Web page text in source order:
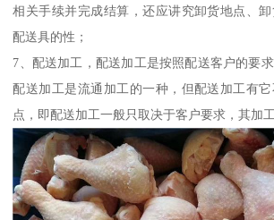
相关手续并完成结算，还应讲究卸货地点、
配送具的性；
7、配送加工，配送加工是按照配送客户的要求
配送加工是流通加工的一种，但配送加工有
点，即配送加工一般只取决于客户要求，其加